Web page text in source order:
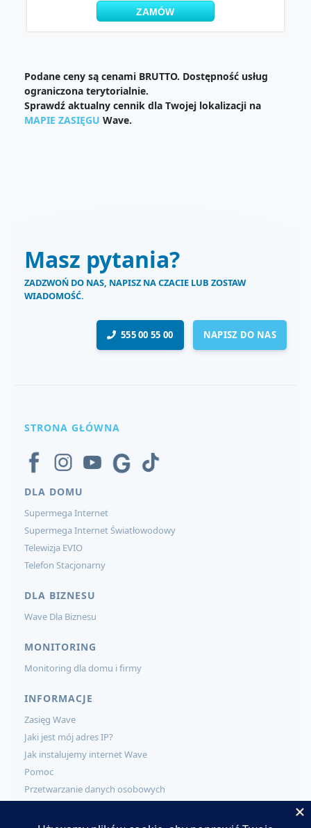
ZAMÓW
Podane ceny są cenami BRUTTO. Dostępność usług
ograniczona terytorialnie.
Sprawdź aktualny cennik dla Twojej lokalizacji na
MAPIE ZASIĘGU Wave.
Masz pytania?
ZADZWOŃ DO NAS, NAPISZ NA CZACIE LUB ZOSTAW
WIADOMOŚĆ.
555 00 55 00 NAPISZ DO NAS
STRONA GŁÓWNA
DLA DOMU
Supermega Internet
Supermega Internet Światłowodowy
Telewizja EVIO
Telefon Stacjonarny
DLA BIZNESU
Wave Dla Biznesu
MONITORING
Monitoring dla domu i firmy
INFORMACJE
Zasięg Wave
Jaki jest mój adres IP?
Jak instalujemy internet Wave
Pomoc
Przetwarzanie danych osobowych